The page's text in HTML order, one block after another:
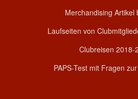
Merchandising Artikel
Laufseiten von
Clubreisen 2018-
PAPS-Test mit Fragen